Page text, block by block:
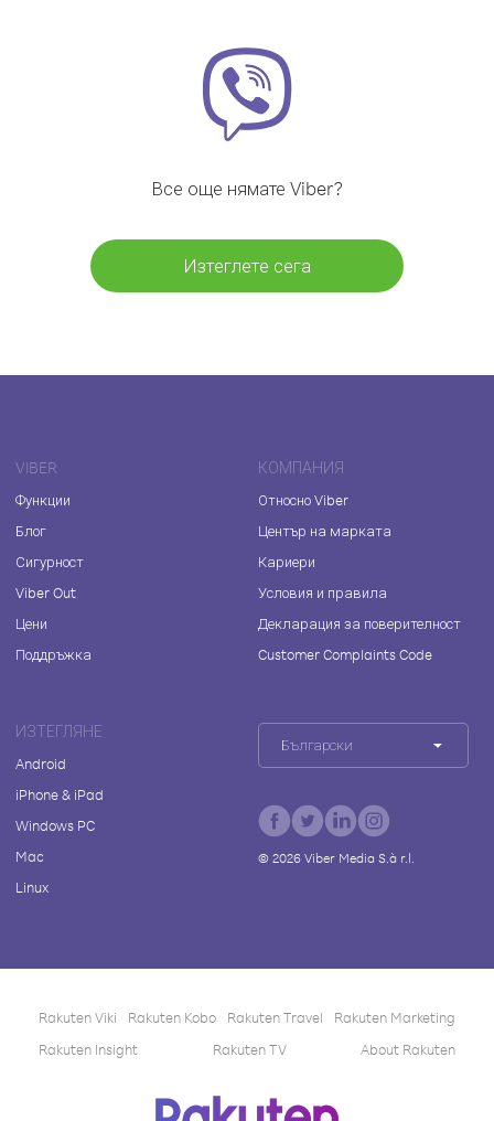
Все още нямате Viber?
Изтеглете сега
VIBER
Функции
Блог
Сигурност
Viber Out
Цени
Поддръжка
КОМПАНИЯ
Относно Viber
Център на марката
Кариери
Условия и правила
Декларация за поверителност
Customer Complaints Code
ИЗТЕГЛЯНЕ
Android
iPhone & iPad
Windows PC
Mac
Linux
Български
© 2026Viber Media S.à r.l.
Rakuten Viki Rakuten Kobo Rakuten Travel
Rakuten Marketing
Rakuten Insight
Rakuten TV About Rakuten